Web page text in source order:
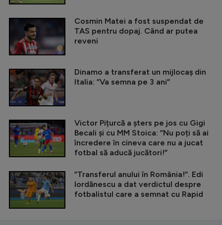
Cosmin Matei a fost suspendat de
TAS pentru dopaj. Când ar putea
reveni
Dinamo a transferat un mijlocaș din
Italia: ”Va semna pe 3 ani”
Victor Pițurcă a șters pe jos cu Gigi
Becali și cu MM Stoica: ”Nu poți să ai
încredere în cineva care nu a jucat
fotbal să aducă jucători!”
”Transferul anului în România!”. Edi
Iordănescu a dat verdictul despre
fotbalistul care a semnat cu Rapid